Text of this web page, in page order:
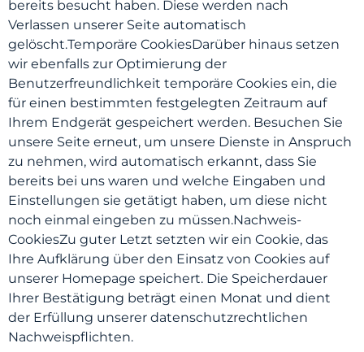
bereits besucht haben. Diese werden nach
Verlassen unserer Seite automatisch
gelöscht.Temporäre CookiesDarüber hinaus setzen
wir ebenfalls zur Optimierung der
Benutzerfreundlichkeit temporäre Cookies ein, die
für einen bestimmten festgelegten Zeitraum auf
Ihrem Endgerät gespeichert werden. Besuchen Sie
unsere Seite erneut, um unsere Dienste in Anspruch
zu nehmen, wird automatisch erkannt, dass Sie
bereits bei uns waren und welche Eingaben und
Einstellungen sie getätigt haben, um diese nicht
noch einmal eingeben zu müssen.Nachweis-
CookiesZu guter Letzt setzten wir ein Cookie, das
Ihre Aufklärung über den Einsatz von Cookies auf
unserer Homepage speichert. Die Speicherdauer
Ihrer Bestätigung beträgt einen Monat und dient
der Erfüllung unserer datenschutzrechtlichen
Nachweispflichten.